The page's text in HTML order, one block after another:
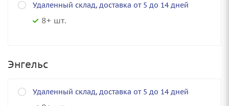
Удаленный склад, доставка от 5 до 14 дней
8+ шт.
Энгельс
Удаленный склад, доставка от 5 до 14 дней